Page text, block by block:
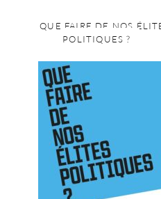
QUE FAIRE DE NOS
POLITIQUES ?